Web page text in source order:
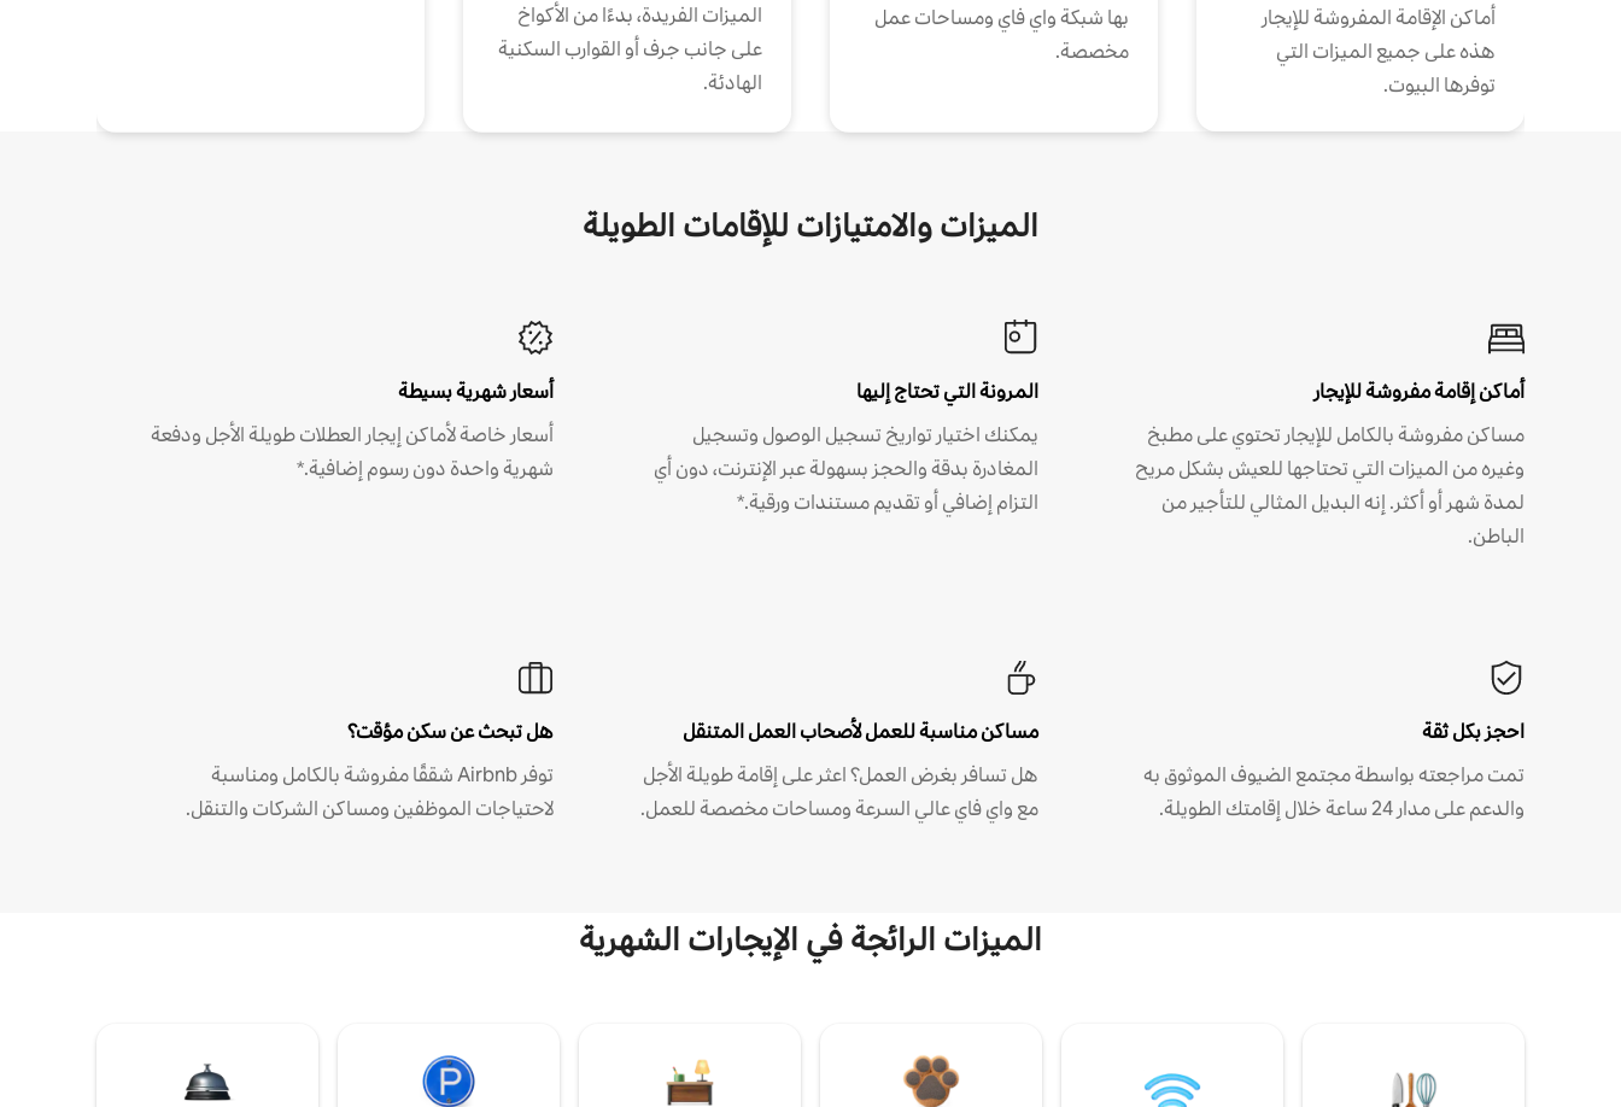
أماكن الإقامة المفروشة للإيجار
هذه على جميع الميزات التي
توفرها البيوت.
بها شبكة واي فاي ومساحات عمل
مخصصة.
الميزات الفريدة، بدءًا من الأكواخ
على جانب جرف أو القوارب السكنية
الهادئة.
الميزات والامتيازات للإقامات الطويلة
أماكن إقامة مفروشة للإيجار
مساكن مفروشة بالكامل للإيجار تحتوي على مطبخ
وغيره من الميزات التي تحتاجها للعيش بشكل مريح
لمدة شهر أو أكثر. إنه البديل المثالي للتأجير من
الباطن.
المرونة التي تحتاج إليها
يمكنك اختيار تواريخ تسجيل الوصول وتسجيل
المغادرة بدقة والحجز بسهولة عبر الإنترنت، دون أي
التزام إضافي أو تقديم مستندات ورقية.*
أسعار شهرية بسيطة
أسعار خاصة لأماكن إيجار العطلات طويلة الأجل ودفعة
شهرية واحدة دون رسوم إضافية.*
احجز بكل ثقة
تمت مراجعته بواسطة مجتمع الضيوف الموثوق به
والدعم على مدار 24 ساعة خلال إقامتك الطويلة.
مساكن مناسبة للعمل لأصحاب العمل المتنقل
هل تسافر بغرض العمل؟ اعثر على إقامة طويلة الأجل
مع واي فاي عالي السرعة ومساحات مخصصة للعمل.
هل تبحث عن سكن مؤقت؟
توفر Airbnb شققًا مفروشة بالكامل ومناسبة
لاحتياجات الموظفين ومساكن الشركات والتنقل.
الميزات الرائجة في الإيجارات الشهرية